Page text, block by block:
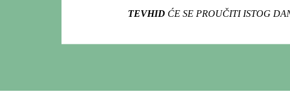
TEVHID ĆE SE PROUČITI ISTOG